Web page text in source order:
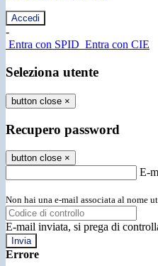
-
Entra con SPID Entra con CIE
Seleziona utente
button close ×
Recupero password
button close ×
E-
Non hai una e-mail associata al nome
E-mail inviata, si prega di
Errore